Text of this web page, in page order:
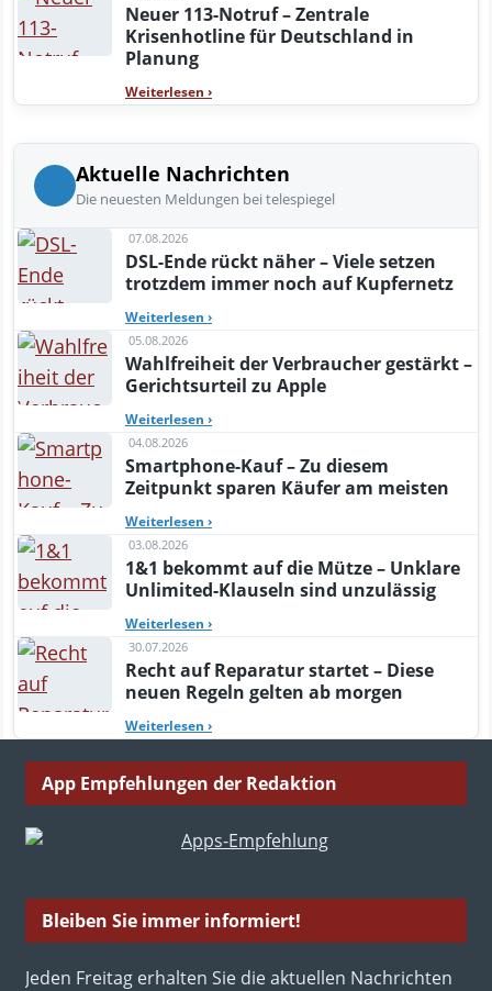
Neuer 113-Notruf – Zentrale
Krisenhotline für Deutschland in
Planung
Weiterlesen ›
Aktuelle Nachrichten
Die neuesten Meldungen bei telespiegel
07.08.2026
DSL-Ende rückt näher – Viele setzen
trotzdem immer noch auf Kupfernetz
Weiterlesen ›
05.08.2026
Wahlfreiheit der Verbraucher gestärkt –
Gerichtsurteil zu Apple
Weiterlesen ›
04.08.2026
Smartphone-Kauf – Zu diesem
Zeitpunkt sparen Käufer am meisten
Weiterlesen ›
03.08.2026
1&1 bekommt auf die Mütze – Unklare
Unlimited-Klauseln sind unzulässig
Weiterlesen ›
30.07.2026
Recht auf Reparatur startet – Diese
neuen Regeln gelten ab morgen
Weiterlesen ›
App Empfehlungen der Redaktion
Bleiben Sie immer informiert!
Jeden Freitag erhalten Sie die aktuellen Nachrichten